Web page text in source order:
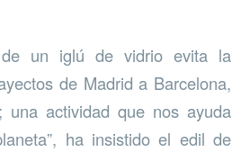
un iglú de vidrio evita la
de Madrid a Barcelona,
una actividad que nos ayuda
ha insistido el edil de